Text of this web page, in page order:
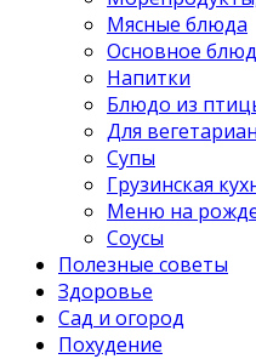
Мясные блюда
Основное
Напитки
Блюдо из
Для
Супы
Грузинская
Меню на
Соусы
Полезные советы
Здоровье
Сад и огород
Похудение